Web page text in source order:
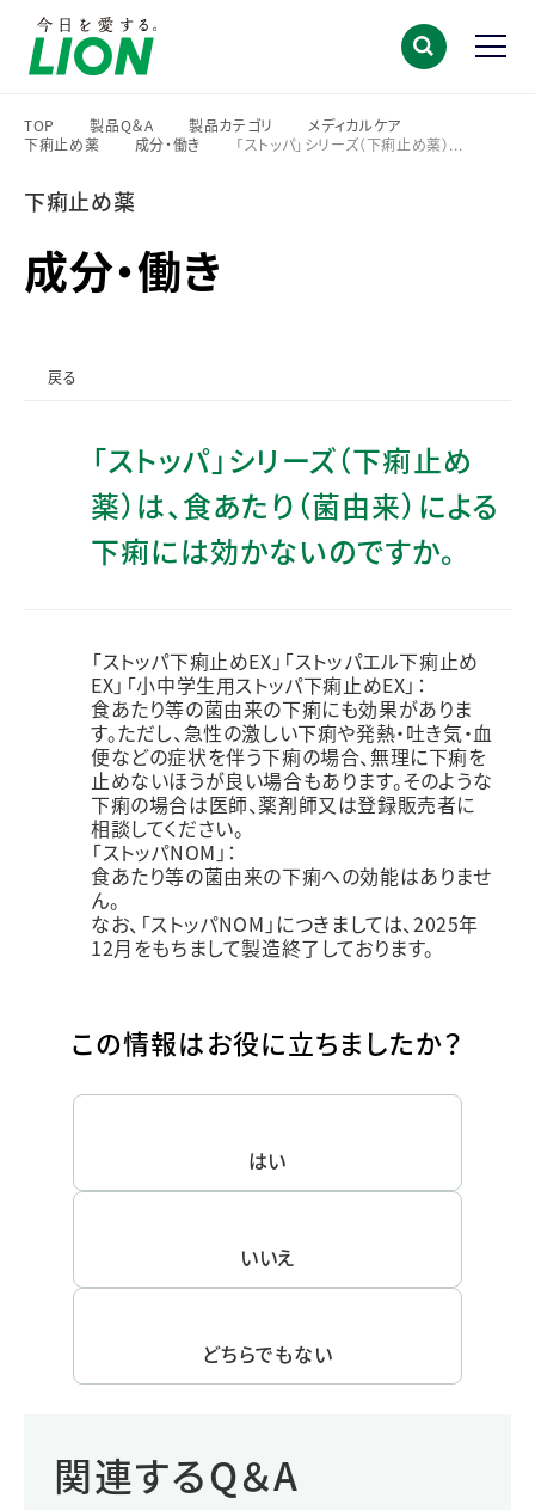
TOP
>
製品Q＆A
>
製品カテゴリ
>
メディカルケア
>
下痢止め薬
成分・働き
「ストッパ」シリーズ（下痢止め薬）...
下痢止め薬
成分・働き
戻る
「ストッパ」シリーズ（下痢止め
薬）は、食あたり（菌由来）による
下痢には効かないのですか。
「ストッパ下痢止めEX」「ストッパエル下痢止め
EX」「小中学生用ストッパ下痢止めEX」：
食あたり等の菌由来の下痢にも効果がありま
す。ただし、急性の激しい下痢や発熱・吐き気・血
便などの症状を伴う下痢の場合、無理に下痢を
止めないほうが良い場合もあります。そのような
下痢の場合は医師、薬剤師又は登録販売者に
相談してください。
「ストッパNOM」：
食あたり等の菌由来の下痢への効能はありませ
ん。
なお、「ストッパNOM」につきましては、2025年
12月をもちまして製造終了しております。
この情報はお役に立ちましたか？
はい
いいえ
どちらでもない
関連するQ＆A